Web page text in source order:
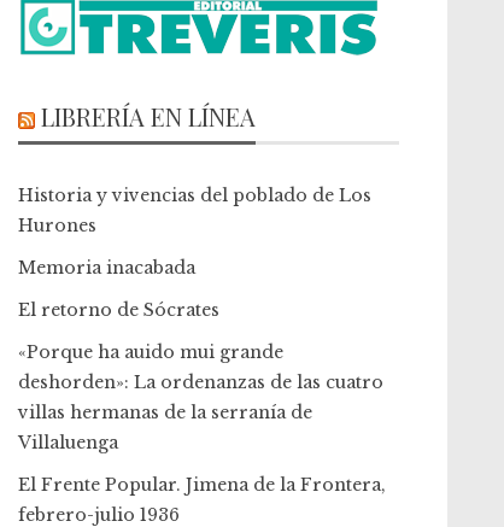
LIBRERÍA EN LÍNEA
Historia y vivencias del poblado de Los
Hurones
Memoria inacabada
El retorno de Sócrates
«Porque ha auido mui grande
deshorden»: La ordenanzas de las cuatro
villas hermanas de la serranía de
Villaluenga
El Frente Popular. Jimena de la Frontera,
febrero-julio 1936